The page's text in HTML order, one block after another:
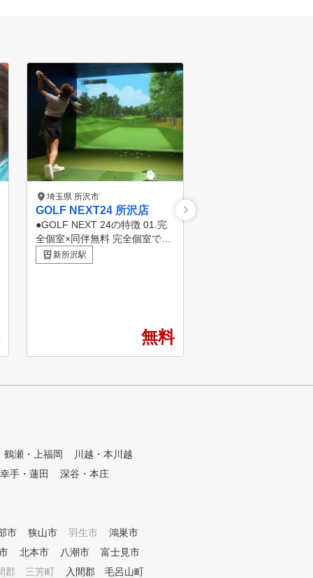
埼玉県 所沢市
GOLF NEXT24 所沢店
●GOLF NEXT 24の特徴 01.完
全個室×同伴無料 完全個室で人
目も気にせずプライベートな空
間でご利用が可能。ご家族やご
って、いつでも好きなタイミン
ープレッスンではなく、 個室
でマンツーマンレッスンを受け
られます。 05.安心のセキュリ
会員制。予約した会員のみ入館
可能 06.充実のサポート体制 ・
365日コールセンター稼働・わ
かりやすいマニュアル完備・利
新所沢駅
無料
鶴瀬・上福岡
川越・本川越
手・蓮田
深谷・本庄
市 狭山市 羽生市
鴻巣市
北本市 八潮市
富士見市
郡 三芳町 入間郡 毛呂山町